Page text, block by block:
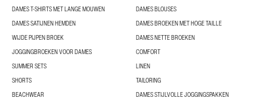
DAMES T-SHIRTS MET LANGE MOUWEN
DAMES BLOUSES
DAMES SATIJNEN HEMDEN
DAMES BROEKEN MET HOGE TAILLE
WIJDE PIJPEN BROEK
DAMES NETTE BROEKEN
JOGGINGBROEKEN VOOR DAMES
COMFORT
SUMMER SETS
LINEN
SHORTS
TAILORING
BEACHWEAR
DAMES STIJLVOLLE JOGGINGSPAKKEN